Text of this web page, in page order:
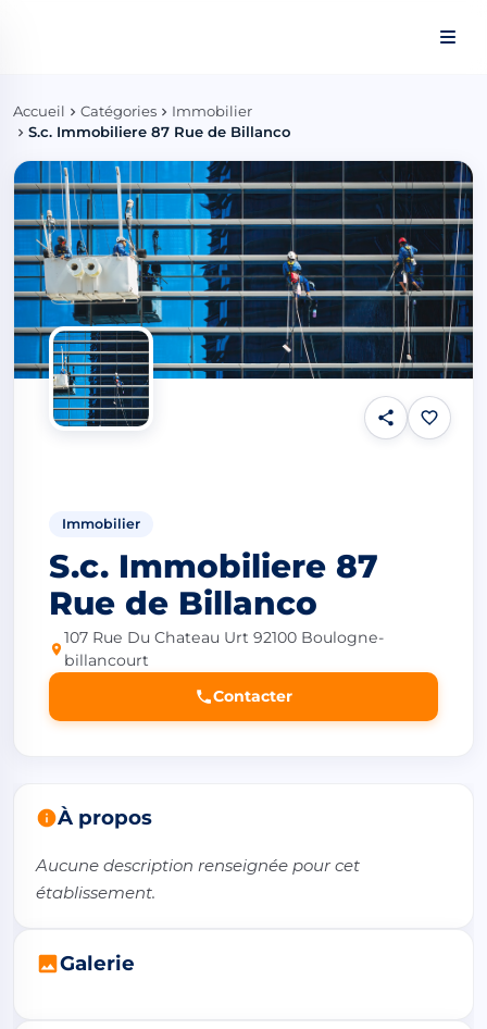
Accueil Catégories
Immobilier
S.c. Immobiliere 87 Rue de Billanco
Immobilier
S.c. Immobiliere 87
Rue de Billanco
107 Rue Du Chateau Urt 92100 Boulogne-
billancourt
Contacter
À propos
Aucune description renseignée pour cet
établissement.
Galerie